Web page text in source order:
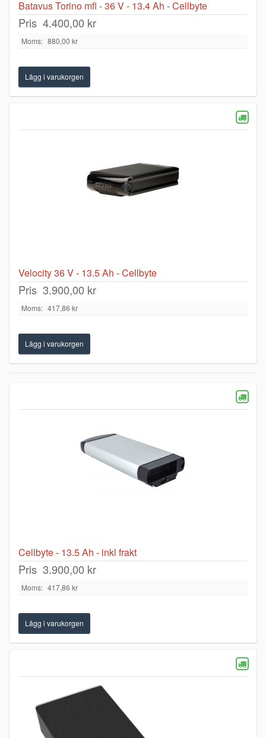
Batavus Torino mfl - 36 V - 13.4 Ah - Cellbyte
Pris 4.400,00 kr
Moms: 880,00 kr
Velocity 36 V - 13.5 Ah - Cellbyte
Pris 3.900,00 kr
Moms: 417,86 kr
Cellbyte - 13.5 Ah - inkl frakt
Pris 3.900,00 kr
Moms: 417,86 kr